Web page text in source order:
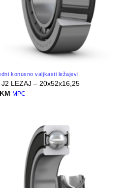
konusno valjkasti ležajevi
LEZAJ – 20x52x16,25
KM MPC